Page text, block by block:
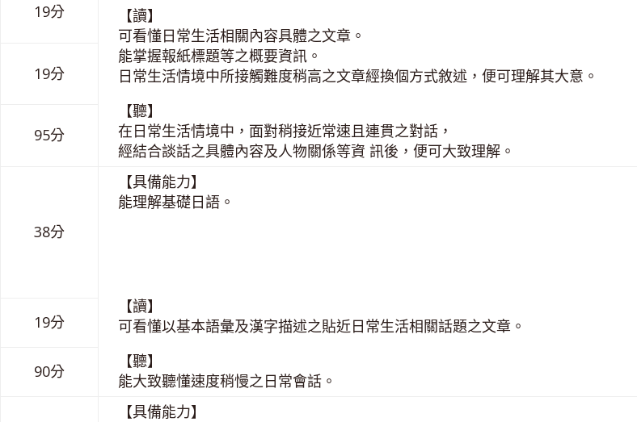
【讀】
可看懂日常生活相關內容具體之文章。
能掌握報紙標題等之概要資訊。
日常生活情境中所接觸難度稍高之文章經換個方式敘述，便可理解其大意。
【聽】
在日常生活情境中，面對稍接近常速且連貫之對話，
經結合談話之具體內容及人物關係等資 訊後，便可大致理解。
19分
19分
95分
38分
【具備能力】
能理解基礎日語。
【讀】
可看懂以基本語彙及漢字描述之貼近日常生活相關話題之文章。
【聽】
能大致聽懂速度稍慢之日常會話。
19分
90分
【具備能力】